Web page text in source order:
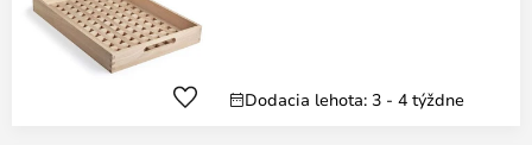
Dodacia lehota: 3 - 4 týždne